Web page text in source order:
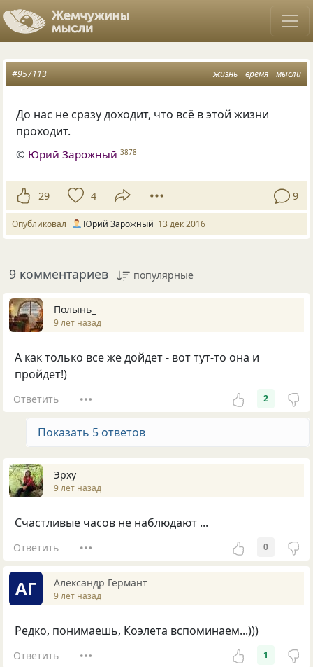
жизнь время мысли
#957113
До нас не сразу доходит, что всё в этой жизни
проходит.
© Юрий Зарожный 3878
29 4 9
Опубликовал Юрий Зарожный 13 дек 2016
9 комментариев популярные
Полынь_
9 лет назад
А как только все же дойдет - вот тут-то она и
пройдет!)
Ответить 2
Показать 5 ответов
Эрху
9 лет назад
Счастливые часов не наблюдают ...
Ответить 0
АГ Александр Германт
9 лет назад
Редко, понимаешь, Коэлета вспоминаем...)))
Ответить 1